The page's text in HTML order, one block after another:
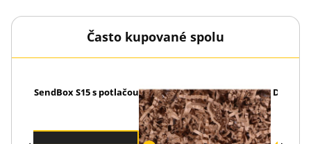
Často kupované spolu
SendBox S15 s potlačou